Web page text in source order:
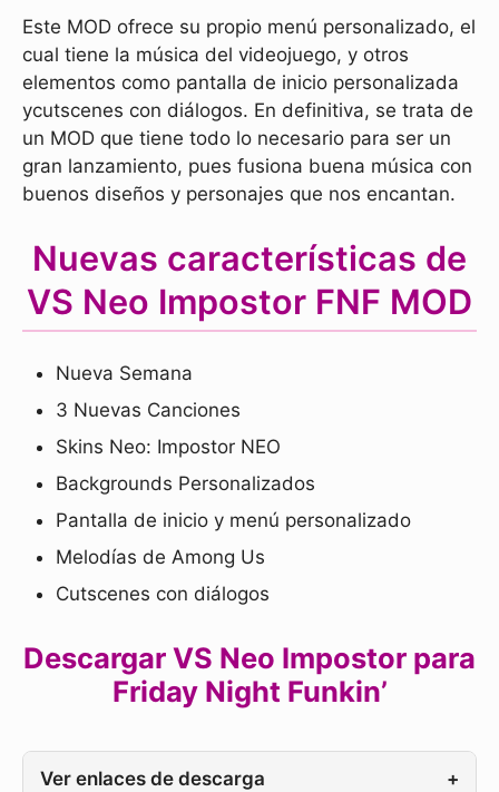
Este MOD ofrece su propio menú personalizado, el
cual tiene la música del videojuego, y otros
elementos como pantalla de inicio personalizada
ycutscenes con diálogos. En definitiva, se trata de
un MOD que tiene todo lo necesario para ser un
gran lanzamiento, pues fusiona buena música con
buenos diseños y personajes que nos encantan.
Nuevas características de
VS Neo Impostor FNF MOD
Nueva Semana
3 Nuevas Canciones
Skins Neo: Impostor NEO
Backgrounds Personalizados
Pantalla de inicio y menú personalizado
Melodías de Among Us
Cutscenes con diálogos
Descargar VS Neo Impostor para
Friday Night Funkin’
Ver enlaces de descarga +